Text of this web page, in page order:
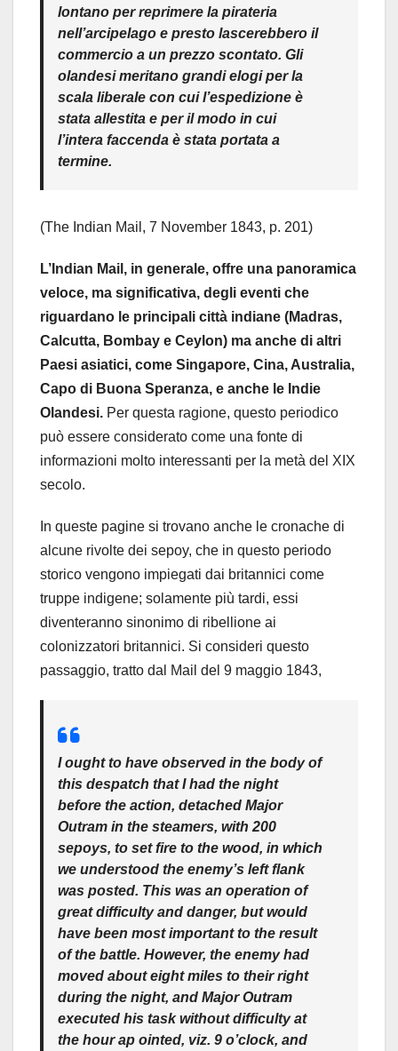
lontano per reprimere la pirateria
nell’arcipelago e presto lascerebbero il
commercio a un prezzo scontato. Gli
olandesi meritano grandi elogi per la
scala liberale con cui l’espedizione è
stata allestita e per il modo in cui
l’intera faccenda è stata portata a
termine.
(The Indian Mail, 7 November 1843, p. 201)
L’Indian Mail, in generale, offre una panoramica
veloce, ma significativa, degli eventi che
riguardano le principali città indiane (Madras,
Calcutta, Bombay e Ceylon) ma anche di altri
Paesi asiatici, come Singapore, Cina, Australia,
Capo di Buona Speranza, e anche le Indie
Olandesi. Per questa ragione, questo periodico
può essere considerato come una fonte di
informazioni molto interessanti per la metà del XIX
secolo.
In queste pagine si trovano anche le cronache di
alcune rivolte dei sepoy, che in questo periodo
storico vengono impiegati dai britannici come
truppe indigene; solamente più tardi, essi
diventeranno sinonimo di ribellione ai
colonizzatori britannici. Si consideri questo
passaggio, tratto dal Mail del 9 maggio 1843,
I ought to have observed in the body of
this despatch that I had the night
before the action, detached Major
Outram in the steamers, with 200
sepoys, to set fire to the wood, in which
we understood the enemy’s left flank
was posted. This was an operation of
great difficulty and danger, but would
have been most important to the result
of the battle. However, the enemy had
moved about eight miles to their right
during the night, and Major Outram
executed his task without difficulty at
the hour ap ointed, viz. 9 o’clock, and